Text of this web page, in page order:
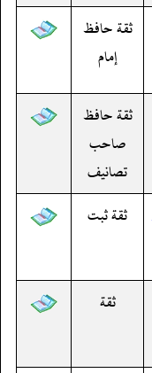
ثقة حافظ
إمام
ثقة حافظ
صاحب
تصانيف
ثقة ثبت
ثقة